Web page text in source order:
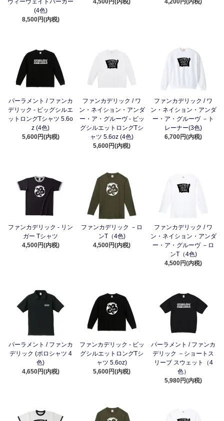
ヴィーウェイトパーカー
(4色)
8,500円(内税)
4,500円(内税) 4,200円(内税)
パーラメント / ファンカ
デリック - ビッグシルエ
ットロングTシャツ 5.6o
z (4色)
5,600円(内税)
ファンカデリック / ワ
ン・ネイション・アンダ
ー・ア・グルーヴ - ビッ
グシルエットロングTシ
ャツ 5.6oz (4色)
5,600円(内税)
ファンカデリック / ワ
ン・ネイション・アンダ
ー・ア・グルーヴ －ト
レーナー(3色)
6,700円(内税)
ファンカデリック - リン
ガー Tシャツ
4,500円(内税)
ファンカデリック －ロ
ンT（4色)
4,500円(内税)
ファンカデリック / ワ
ン・ネイション・アンダ
ー・ア・グルーヴ －ロ
ンT（4色)
4,500円(内税)
パーラメント / ファンカ
デリック (ポロシャツ 4
色)
4,650円(内税)
ファンカデリック - ビッ
グシルエットロングTシ
ャツ 5.6oz)
5,600円(内税)
パーラメント / ファンカ
デリック －ショートス
リーブ スウェット（4
色）
5,980円(内税)